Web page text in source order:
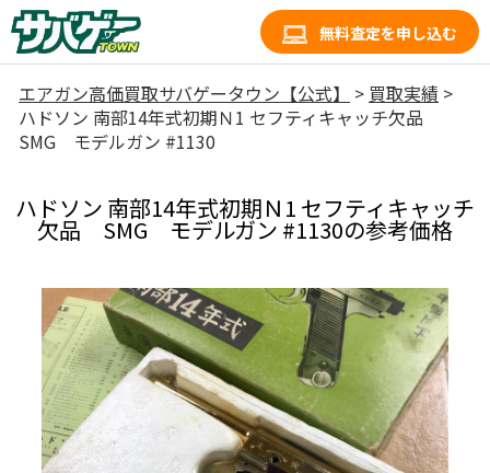
無料査定を申し込む
エアガン高価買取サバゲータウン【公式】 > 買取実績 >
ハドソン 南部14年式初期Ｎ1 セフティキャッチ欠品
SMG モデルガン #1130
ハドソン 南部14年式初期Ｎ1 セフティキャッチ
欠品 SMG モデルガン #1130の参考価格